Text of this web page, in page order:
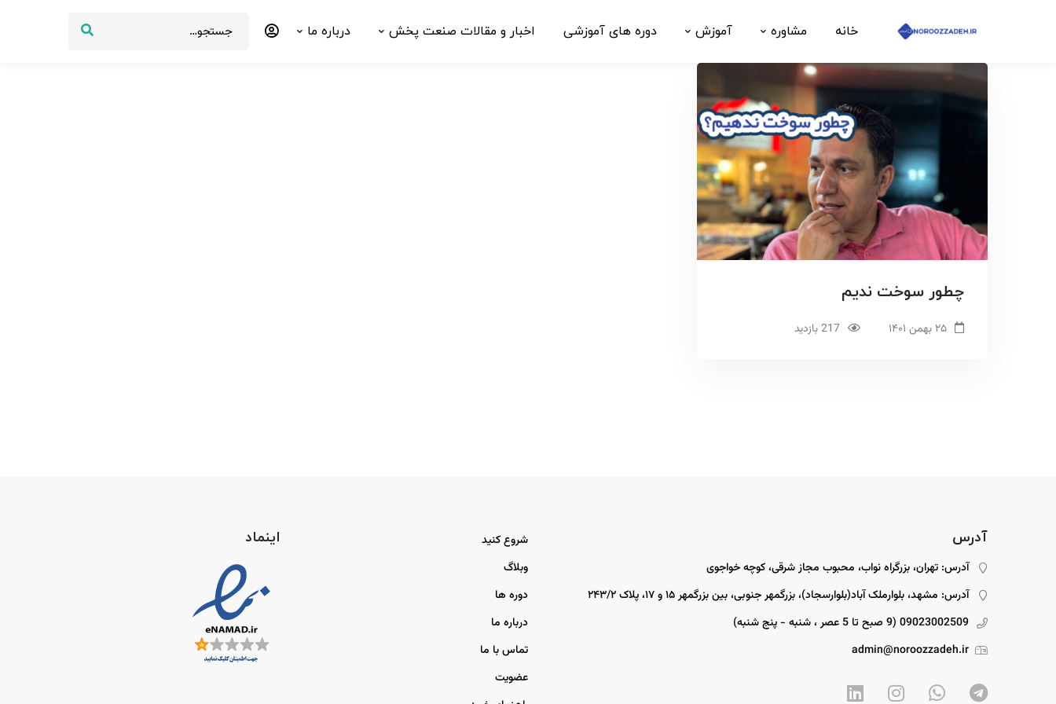
خانه مشاوره آموزش دوره های آموزشی اخبار و مقالات صنعت پخش درباره ما
چطور سوخت ندیم
217 بازدید
آدرس
آدرس: تهران، بزرگراه نواب، محبوب مجاز شرقی، کوچه خواجوی
آدرس: مشهد، بلوارملک آباد(بلوارسجاد)، بزرگمهر جنوبی، بین بزرگمهر ۱۵ و ۱۷، پلاک ۲۴۳/۲
09023002509 (9 صبح تا 5 عصر ، شنبه - پنج شنبه)
admin@noroozzadeh.ir
شروع کنید
وبلاگ
دوره ها
درباره ما
تماس با ما
عضویت
اینماد